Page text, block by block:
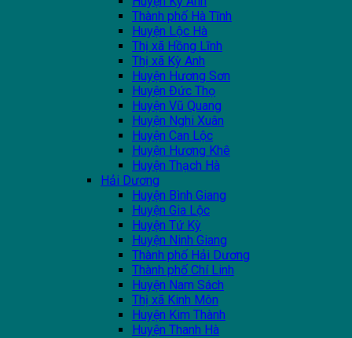
Thành phố Hà Tĩnh
Huyện Lộc Hà
Thị xã Hồng Lĩnh
Thị xã Kỳ Anh
Huyện Hương Sơn
Huyện Đức Thọ
Huyện Vũ Quang
Huyện Nghi Xuân
Huyện Can Lộc
Huyện Hương Khê
Huyện Thạch Hà
Hải Dương
Huyện Bình Giang
Huyện Gia Lộc
Huyện Tứ Kỳ
Huyện Ninh Giang
Thành phố Hải Dương
Thành phố Chí Linh
Huyện Nam Sách
Thị xã Kinh Môn
Huyện Kim Thành
Huyện Thanh Hà